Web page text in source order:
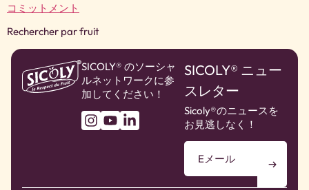
コミットメント
Rechercher par fruit
SICOLY® のソーシャ
ルネットワークに参
加してください！
SICOLY® ニュー
スレター
Sicoly®のニュースを
お見逃しなく！